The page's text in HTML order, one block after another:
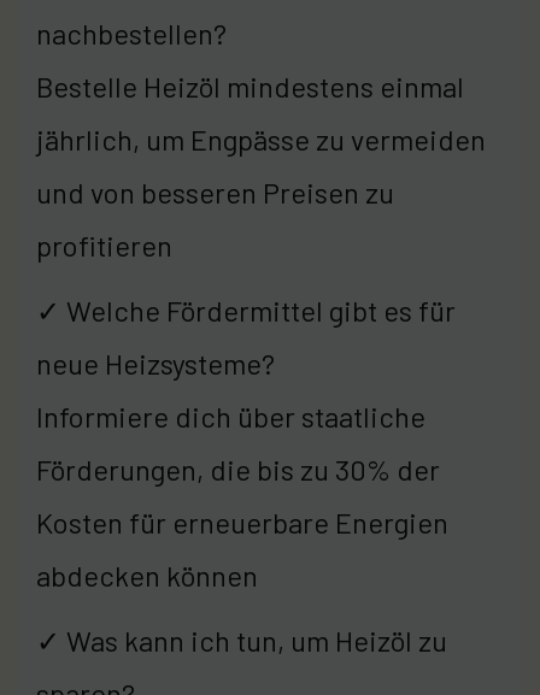
nachbestellen?
Bestelle Heizöl mindestens einmal
jährlich, um Engpässe zu vermeiden
und von besseren Preisen zu
profitieren
✓ Welche Fördermittel gibt es für
neue Heizsysteme?
Informiere dich über staatliche
Förderungen, die bis zu 30% der
Kosten für erneuerbare Energien
abdecken können
✓ Was kann ich tun, um Heizöl zu